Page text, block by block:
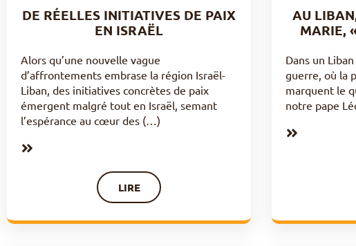
DE RÉELLES INITIATIVES DE PAIX
EN ISRAËL
Alors qu’une nouvelle vague
d’affrontements embrase la région Israël-
Liban, des initiatives concrètes de paix
émergent malgré tout en Israël, semant
l’espérance au cœur des (…)
LIRE
AU
MARIE,
Dans un
guerre, où la
marquent le
notre pape